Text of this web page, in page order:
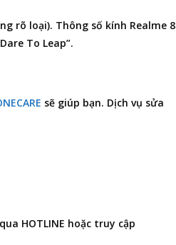
rõ loại). Thông số kính Realme 8
To Leap”.
sẽ giúp bạn. Dịch vụ sửa
HOTLINE hoặc truy cập